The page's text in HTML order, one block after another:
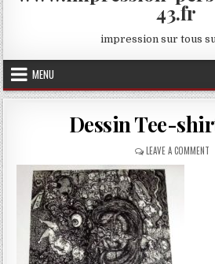
43.fr
impression sur tous
MENU
Dessin Tee-
LEAVE A COMMENTON